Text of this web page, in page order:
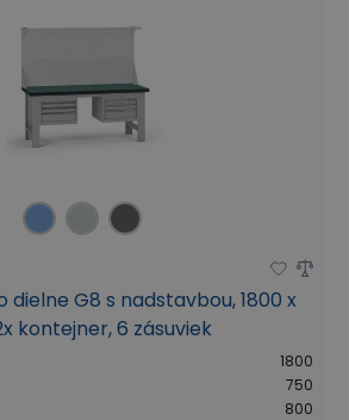
dielne G8 s nadstavbou, 1800 x
kontejner, 6 zásuviek
1800
750
800